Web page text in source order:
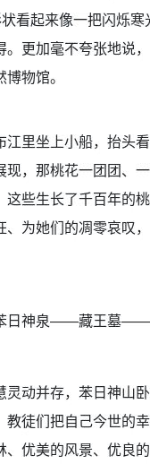
看起来像一把闪烁
更加毫不夸张地说
物馆。
里坐上小船，抬头看
，那桃花一团团、
些生长了千百年的
为她们的凋零哀叹
日神泉——藏王墓
动并存，苯日神山卧
教徒们把自己今世的
优美的风景、优良